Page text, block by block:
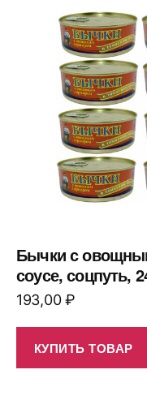
Бычки с
соусе, соцпуть,
193,00₽
КУПИТЬ ТОВАР